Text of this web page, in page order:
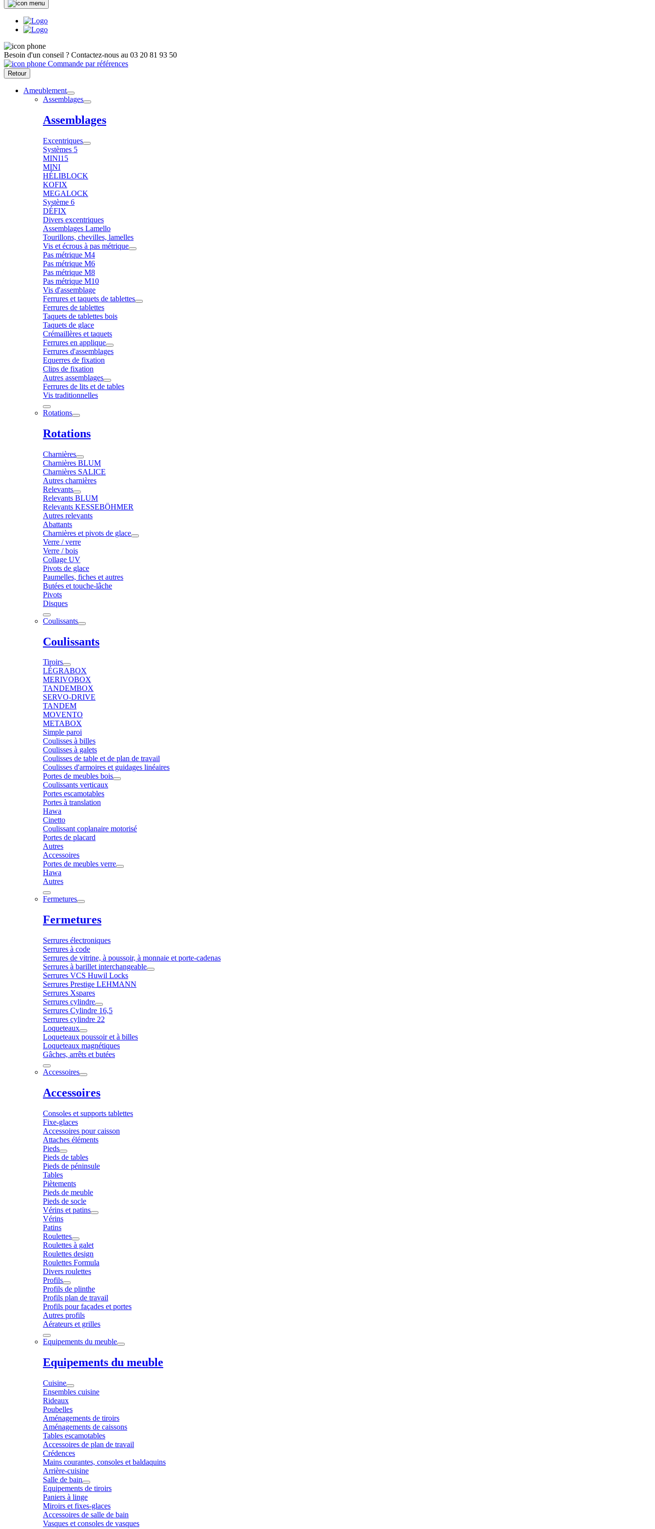
Besoin d'un conseil ? Contactez-nous au 03 20 81 93 50
Commande par références
Retour
Ameublement
Assemblages
Assemblages
Excentriques
Systèmes 5
MINI15
MINI
HÉLIBLOCK
KOFIX
MEGALOCK
Système 6
DÉFIX
Divers excentriques
Assemblages Lamello
Tourillons, chevilles, lamelles
Vis et écrous à pas métrique
Pas métrique M4
Pas métrique M6
Pas métrique M8
Pas métrique M10
Vis d'assemblage
Ferrures et taquets de tablettes
Ferrures de tablettes
Taquets de tablettes bois
Taquets de glace
Crémaillères et taquets
Ferrures en applique
Ferrures d'assemblages
Equerres de fixation
Clips de fixation
Autres assemblages
Ferrures de lits et de tables
Vis traditionnelles
Rotations
Rotations
Charnières
Charnières BLUM
Charnières SALICE
Autres charnières
Relevants
Relevants BLUM
Relevants KESSEBÖHMER
Autres relevants
Abattants
Charnières et pivots de glace
Verre / verre
Verre / bois
Collage UV
Pivots de glace
Paumelles, fiches et autres
Butées et touche-lâche
Pivots
Disques
Coulissants
Coulissants
Tiroirs
LÉGRABOX
MERIVOBOX
TANDEMBOX
SERVO-DRIVE
TANDEM
MOVENTO
METABOX
Simple paroi
Coulisses à billes
Coulisses à galets
Coulisses de table et de plan de travail
Coulisses d'armoires et guidages linéaires
Portes de meubles bois
Coulissants verticaux
Portes escamotables
Portes à translation
Hawa
Cinetto
Coulissant coplanaire motorisé
Portes de placard
Autres
Accessoires
Portes de meubles verre
Hawa
Autres
Fermetures
Fermetures
Serrures électroniques
Serrures à code
Serrures de vitrine, à poussoir, à monnaie et porte-cadenas
Serrures à barillet interchangeable
Serrures VCS Huwil Locks
Serrures Prestige LEHMANN
Serrures Xspares
Serrures cylindre
Serrures Cylindre 16,5
Serrures cylindre 22
Loqueteaux
Loqueteaux poussoir et à billes
Loqueteaux magnétiques
Gâches, arrêts et butées
Accessoires
Accessoires
Consoles et supports tablettes
Fixe-glaces
Accessoires pour caisson
Attaches éléments
Pieds
Pieds de tables
Pieds de péninsule
Tables
Piètements
Pieds de meuble
Pieds de socle
Vérins et patins
Vérins
Patins
Roulettes
Roulettes à galet
Roulettes design
Roulettes Formula
Divers roulettes
Profils
Profils de plinthe
Profils plan de travail
Profils pour façades et portes
Autres profils
Aérateurs et grilles
Equipements du meuble
Equipements du meuble
Cuisine
Ensembles cuisine
Rideaux
Poubelles
Aménagements de tiroirs
Aménagements de caissons
Tables escamotables
Accessoires de plan de travail
Crédences
Mains courantes, consoles et baldaquins
Arrière-cuisine
Salle de bain
Equipements de tiroirs
Paniers à linge
Miroirs et fixes-glaces
Accessoires de salle de bain
Vasques et consoles de vasques